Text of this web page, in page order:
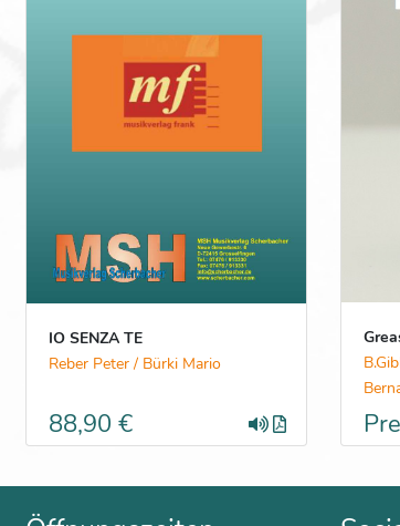
IO SENZA TE
Reber Peter / Bürki Mario
88,90 €